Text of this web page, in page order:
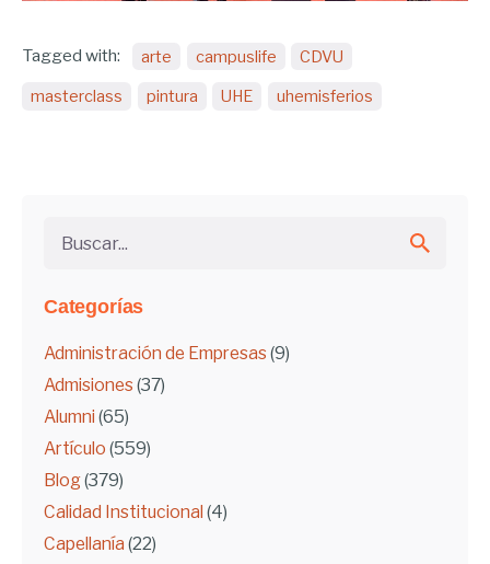
Categorías
Administración de Empresas (9)
Admisiones (37)
Alumni (65)
Artículo (559)
Blog(379)
Calidad Institucional (4)
Capellanía (22)
Tagged with: arte campuslife CDVU
masterclass pintura UHE uhemisferios